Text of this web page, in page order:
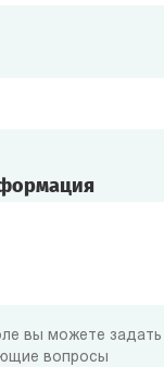
вы можете задать
вопросы